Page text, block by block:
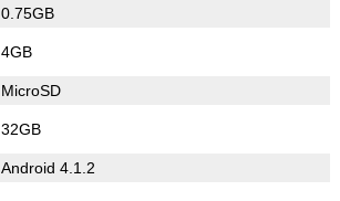
0.75GB
4GB
MicroSD
32GB
Android 4.1.2